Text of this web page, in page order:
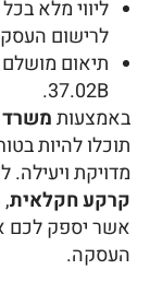
ליווי מלא
לרישום
תיאום
37.02B.
באמצעותמשרד
תוכלו להיות
מדויקת ויעילה.
קרקע חקלאית,
אשר יספק לכם
העסקה.